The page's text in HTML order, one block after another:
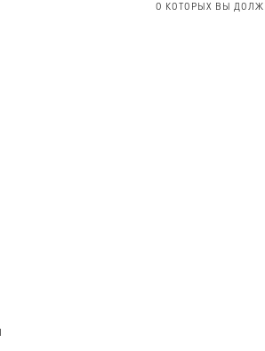
О КОТОРЫХ ВЫ